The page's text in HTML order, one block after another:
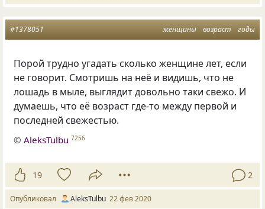
женщины возраст годы
#1378051
Порой трудно угадать сколько женщине лет, если
не говорит. Смотришь на неё и видишь, что не
лошадь в мыле, выглядит довольно таки свежо. И
думаешь, что её возраст где-то между первой и
последней свежестью.
©AleksTulbu 7256
19 2
Опубликовал AleksTulbu 22 фев 2020